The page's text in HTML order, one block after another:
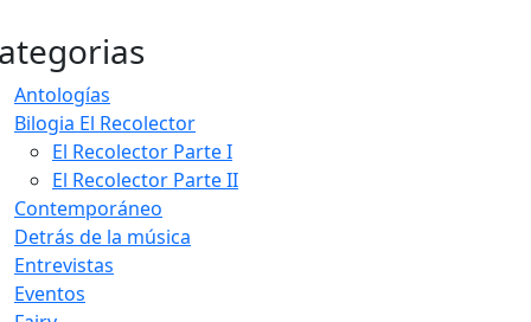
Antologías
Bilogia El Recolector
El Recolector Parte I
El Recolector Parte II
Contemporáneo
Detrás de la música
Entrevistas
Eventos